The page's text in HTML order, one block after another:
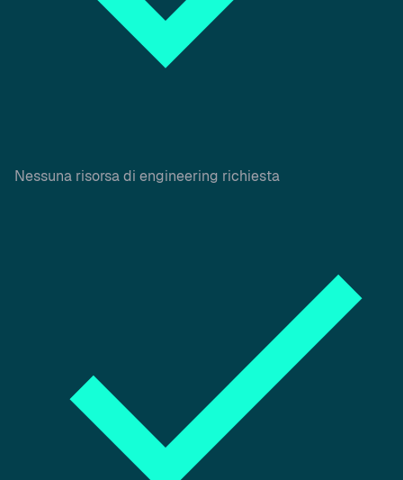
Nessuna risorsa di engineering richiesta